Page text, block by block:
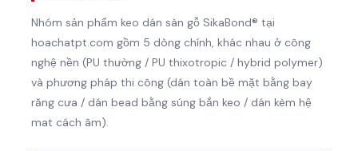
Nhóm sản phẩm keo dán sàn gỗ SikaBond® tại
hoachatpt.com gồm 5 dòng chính, khác nhau ở công
nghệ nền (PU thường / PU thixotropic / hybrid polymer)
và phương pháp thi công (dán toàn bề mặt bằng bay
răng cưa / dán bead bằng súng bắn keo / dán kèm hệ
mat cách âm).